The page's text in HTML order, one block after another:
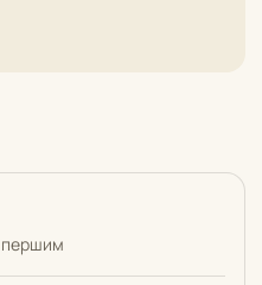
першим